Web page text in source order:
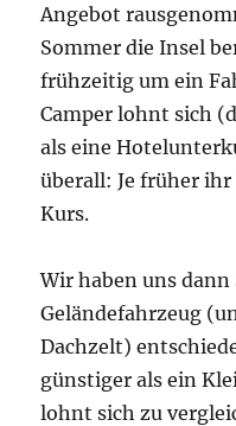
Angebot
Sommer die Insel
frühzeitig um ein
Camper lohnt sich
als eine
überall: Je früher
Kurs.
Wir haben uns
Geländefahrzeug
Dachzelt)
günstiger als ein
lohnt sich zu